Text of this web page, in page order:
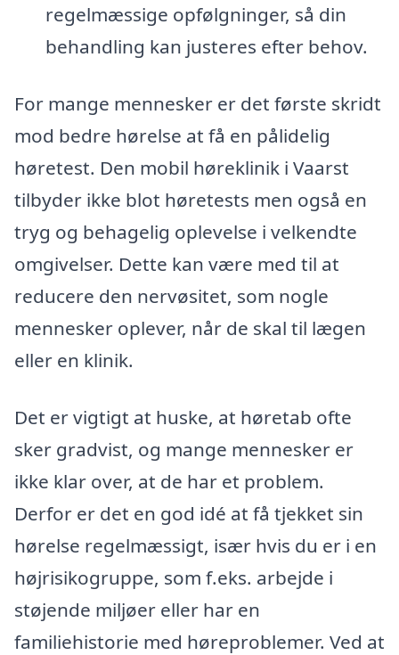
regelmæssige opfølgninger, så din
behandling kan justeres efter behov.
For mange mennesker er det første skridt
mod bedre hørelse at få en pålidelig
høretest. Den mobil høreklinik i Vaarst
tilbyder ikke blot høretests men også en
tryg og behagelig oplevelse i velkendte
omgivelser. Dette kan være med til at
reducere den nervøsitet, som nogle
mennesker oplever, når de skal til lægen
eller en klinik.
Det er vigtigt at huske, at høretab ofte
sker gradvist, og mange mennesker er
ikke klar over, at de har et problem.
Derfor er det en god idé at få tjekket sin
hørelse regelmæssigt, især hvis du er i en
højrisikogruppe, som f.eks. arbejde i
støjende miljøer eller har en
familiehistorie med høreproblemer. Ved at